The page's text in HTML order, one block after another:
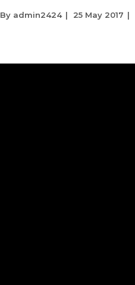
By admin2424 25 May 2017